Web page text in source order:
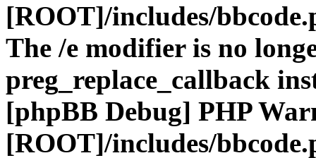
[ROOT]/includes/
The /e modifier is no
preg_replace_callback
[phpBB Debug] PHP
[ROOT]/includes/